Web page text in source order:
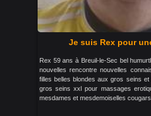
Je suis Rex pour
Rex 59 ans à Breuil-le-Sec bel
nouvelles rencontre nouvelles
filles belles blondes aux gros seins
gros seins xxl pour massages
mesdames et mesdemoiselles